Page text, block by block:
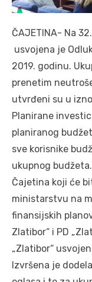
ČAJETINA- Na
usvojena je
2019. godinu.
prenetim
utvrđeni su u
Planirane
planiranog
sve korisnike
ukupnog
Čajetina koji će
ministarstvu na
finansijskih
Zlatibor“ i PD
„Zlatibor“
Izvršena je